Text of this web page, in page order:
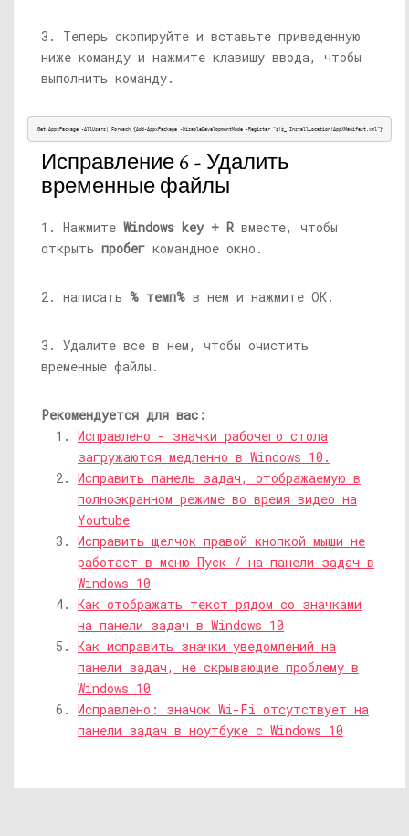
3. Теперь скопируйте и вставьте приведенную
ниже команду и нажмите клавишу ввода, чтобы
выполнить команду.
Get-AppxPackage -AllUsers| Foreach {Add-AppxPackage -DisableDevelopmentMode -Register “$($_.InstallLocation)AppXManifest.xml”}
Исправление 6 - Удалить
временные файлы
1. Нажмите Windows key + R вместе, чтобы
открыть пробег командное окно.
2. написать % темп% в нем и нажмите ОК.
3. Удалите все в нем, чтобы очистить
временные файлы.
Рекомендуется для вас:
Исправлено - значки рабочего стола
загружаются медленно в Windows 10.
Исправить панель задач, отображаемую в
полноэкранном режиме во время видео на
Youtube
Исправить щелчок правой кнопкой мыши не
работает в меню Пуск / на панели задач в
Windows 10
Как отображать текст рядом со значками
на панели задач в Windows 10
Как исправить значки уведомлений на
панели задач, не скрывающие проблему в
Windows 10
Исправлено: значок Wi-Fi отсутствует на
панели задач в ноутбуке с Windows 10